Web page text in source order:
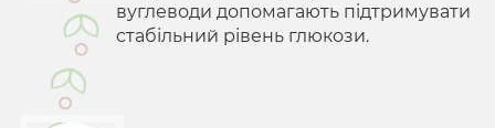
вуглеводи допомагають підтримувати
стабільний рівень глюкози.